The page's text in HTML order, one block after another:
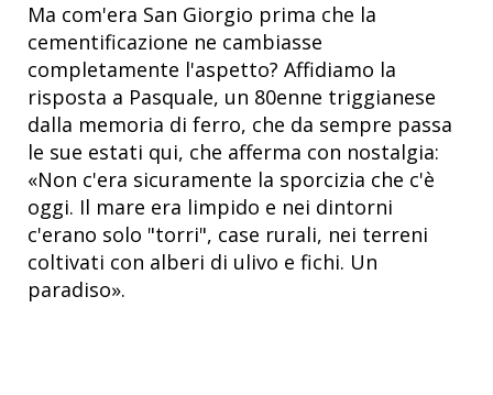
Ma com'era San Giorgio prima che la
cementificazione ne cambiasse
completamente l'aspetto? Affidiamo la
risposta a Pasquale, un 80enne triggianese
dalla memoria di ferro, che da sempre passa
le sue estati qui, che afferma con nostalgia:
«Non c'era sicuramente la sporcizia che c'è
oggi. Il mare era limpido e nei dintorni
c'erano solo "torri", case rurali, nei terreni
coltivati con alberi di ulivo e fichi. Un
paradiso».